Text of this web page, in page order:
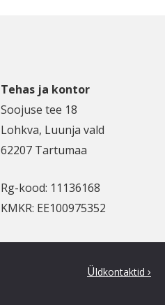
Tehas ja kontor
Soojuse tee 18
Lohkva, Luunja vald
62207 Tartumaa
Rg-kood: 11136168
KMKR: EE100975352
Üldkontaktid